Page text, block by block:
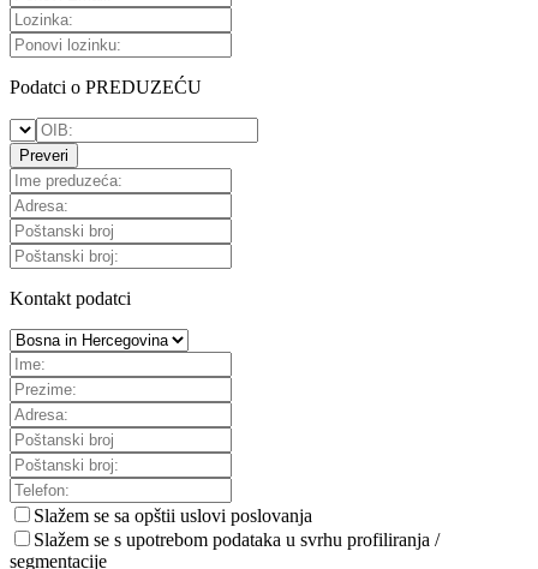
Podatci o PREDUZEĆU
Preveri
Kontakt podatci
Slažem se sa opštii uslovi poslovanja
Slažem se s upotrebom podataka u svrhu profiliranja /
segmentacije